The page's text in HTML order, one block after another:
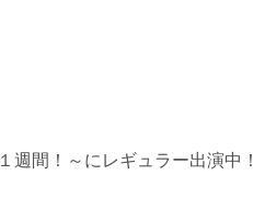
週間！～にレギュラー出演中！